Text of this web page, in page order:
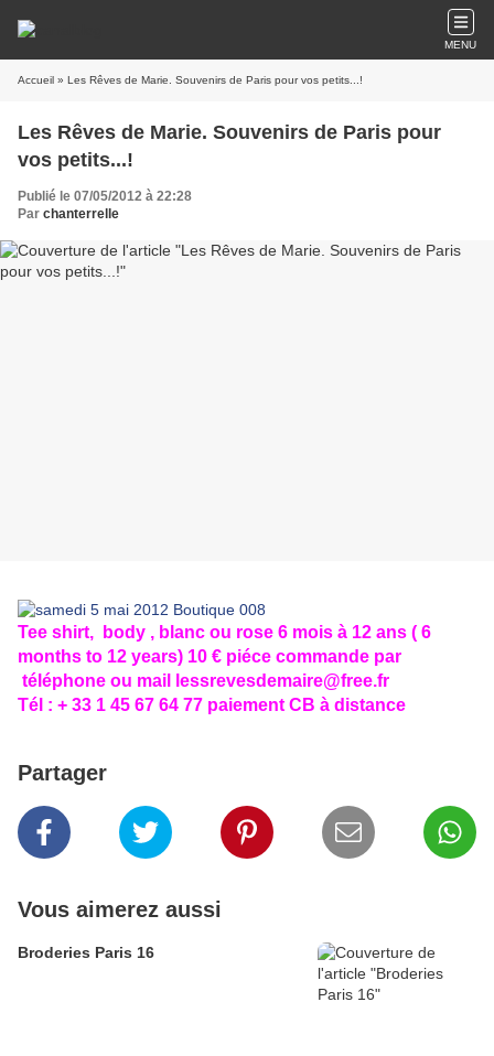
MENU
Accueil » Les Rêves de Marie. Souvenirs de Paris pour vos petits...!
Les Rêves de Marie. Souvenirs de Paris pour
vos petits...!
Publié le 07/05/2012 à 22:28
Par chanterrelle
Tee shirt, body , blanc ou rose 6 mois à 12 ans ( 6
months to 12 years) 10 € piéce commande par
téléphone ou mail
lessrevesdemaire@free.fr
Tél : + 33 1 45 67 64 77 paiement CB à distance
Partager
Vous aimerez aussi
Broderies Paris 16